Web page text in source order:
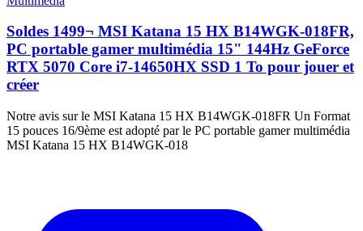
Soldes 1499¬ MSI Katana 15 HX B14WGK-018FR,
PC portable gamer multimédia 15" 144Hz GeForce
RTX 5070 Core i7-14650HX SSD 1 To pour jouer et
créer
Notre avis sur le MSI Katana 15 HX B14WGK-018FR Un Format
15 pouces 16/9ème est adopté par le PC portable gamer multimédia
MSI Katana 15 HX B14WGK-018